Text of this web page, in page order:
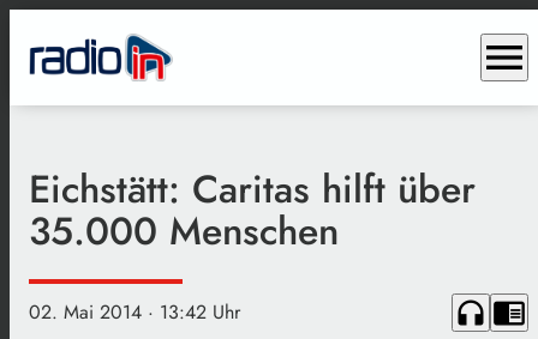
menu
Eichstätt: Caritas hilft über
35.000 Menschen
02. Mai 2014 · 13:42 Uhr headphones chrome_reader_mode